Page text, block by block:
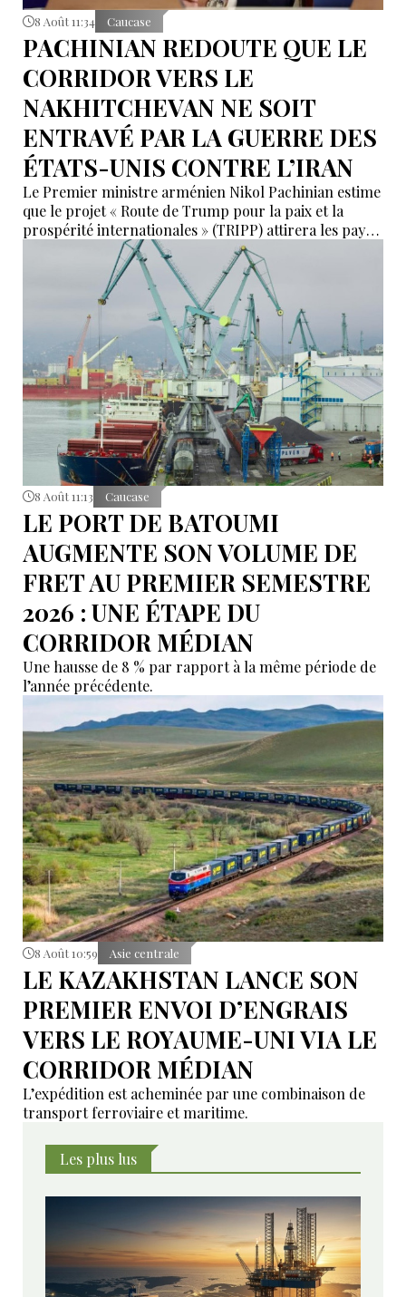
8 Août 11:34 Caucase
PACHINIAN REDOUTE QUE LE
CORRIDOR VERS LE
NAKHITCHEVAN NE SOIT
ENTRAVÉ PAR LA GUERRE DES
ÉTATS-UNIS CONTRE L’IRAN
Le Premier ministre arménien Nikol Pachinian estime
que le projet « Route de Trump pour la paix et la
prospérité internationales » (TRIPP) attirera les pays
de la région, mais il a également déclaré que
l’instabilité régionale pourrait entraver sa mise en
8 Août 11:13 Caucase
LE PORT DE BATOUMI
AUGMENTE SON VOLUME DE
FRET AU PREMIER SEMESTRE
2026 : UNE ÉTAPE DU
CORRIDOR MÉDIAN
Une hausse de 8 % par rapport à la même période de
l’année précédente.
8 Août 10:59 Asie centrale
LE KAZAKHSTAN LANCE SON
PREMIER ENVOI D’ENGRAIS
VERS LE ROYAUME-UNI VIA LE
CORRIDOR MÉDIAN
L’expédition est acheminée par une combinaison de
transport ferroviaire et maritime.
Les plus lus